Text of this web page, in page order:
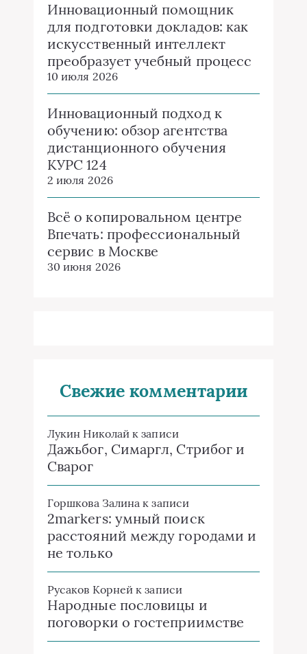
Инновационный помощник
для подготовки докладов: как
искусственный интеллект
преобразует учебный процесс
10 июля 2026
Инновационный подход к
обучению: обзор агентства
дистанционного обучения
КУРС 124
2 июля 2026
Всё о копировальном центре
Впечать: профессиональный
сервис в Москве
30 июня 2026
Свежие комментарии
Лукин Николай к записи
Дажьбог, Симаргл, Стрибог и
Сварог
Горшкова Залина к записи
2markers: умный поиск
расстояний между городами и
не только
Русаков Корней к записи
Народные пословицы и
поговорки о гостеприимстве